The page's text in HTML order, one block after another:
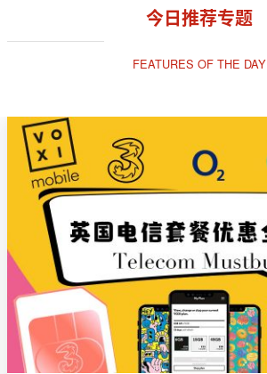
今日推荐专题
FEATURES OF THE DAY